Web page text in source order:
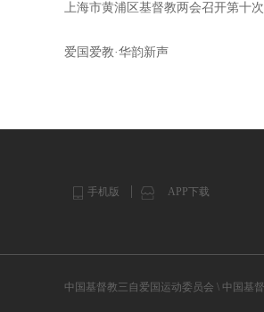
上海市黄浦区基督教两会召开第十
爱国爱教·华韵新声
手机版 APP下载
中国基督教三自爱国运动委员会 \ 中国基